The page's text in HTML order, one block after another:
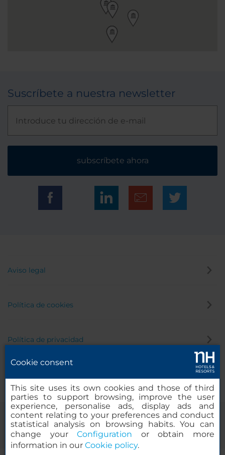
Suscríbete a nuestra newsletter
subscríbete ahora
Aviso legal
Política de cookies
Política de privacidad
Cookie consent
This site uses its own cookies and those of third
parties to support browsing, improve the user
experience, personalise ads, display ads and
content relating to your preferences and conduct
statistical analysis on browsing habits. You can
change yourConfiguration or obtain more
information in our Cookie policy.